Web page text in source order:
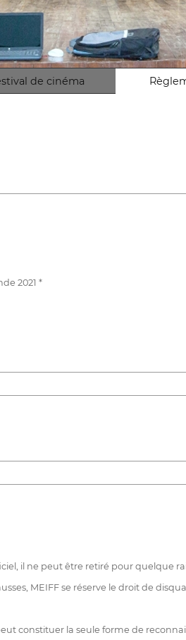
de cinéma
2021 *
il ne peut être retiré pour quelque
MEIFF se réserve le droit de
constituer la seule forme de